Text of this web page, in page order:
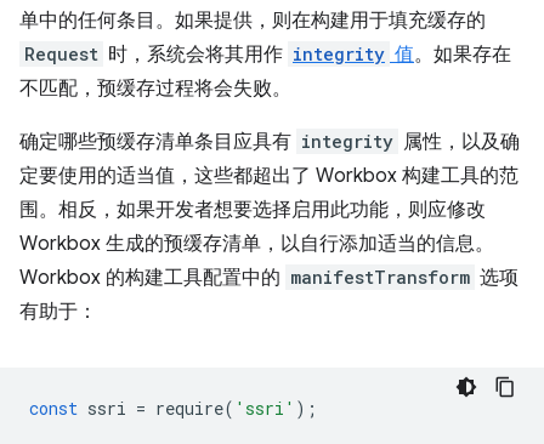
单中的任何条目。如果提供，则在构建用于填充缓存的
Request 时，系统会将其用作 integrity 值。如果存在
不匹配，预缓存过程将会失败。
确定哪些预缓存清单条目应具有 integrity 属性，以及确
定要使用的适当值，这些都超出了 Workbox 构建工具的范
围。相反，如果开发者想要选择启用此功能，则应修改
Workbox 生成的预缓存清单，以自行添加适当的信息。
Workbox 的构建工具配置中的 manifestTransform 选项
有助于：
const ssri = require( 'ssri' );